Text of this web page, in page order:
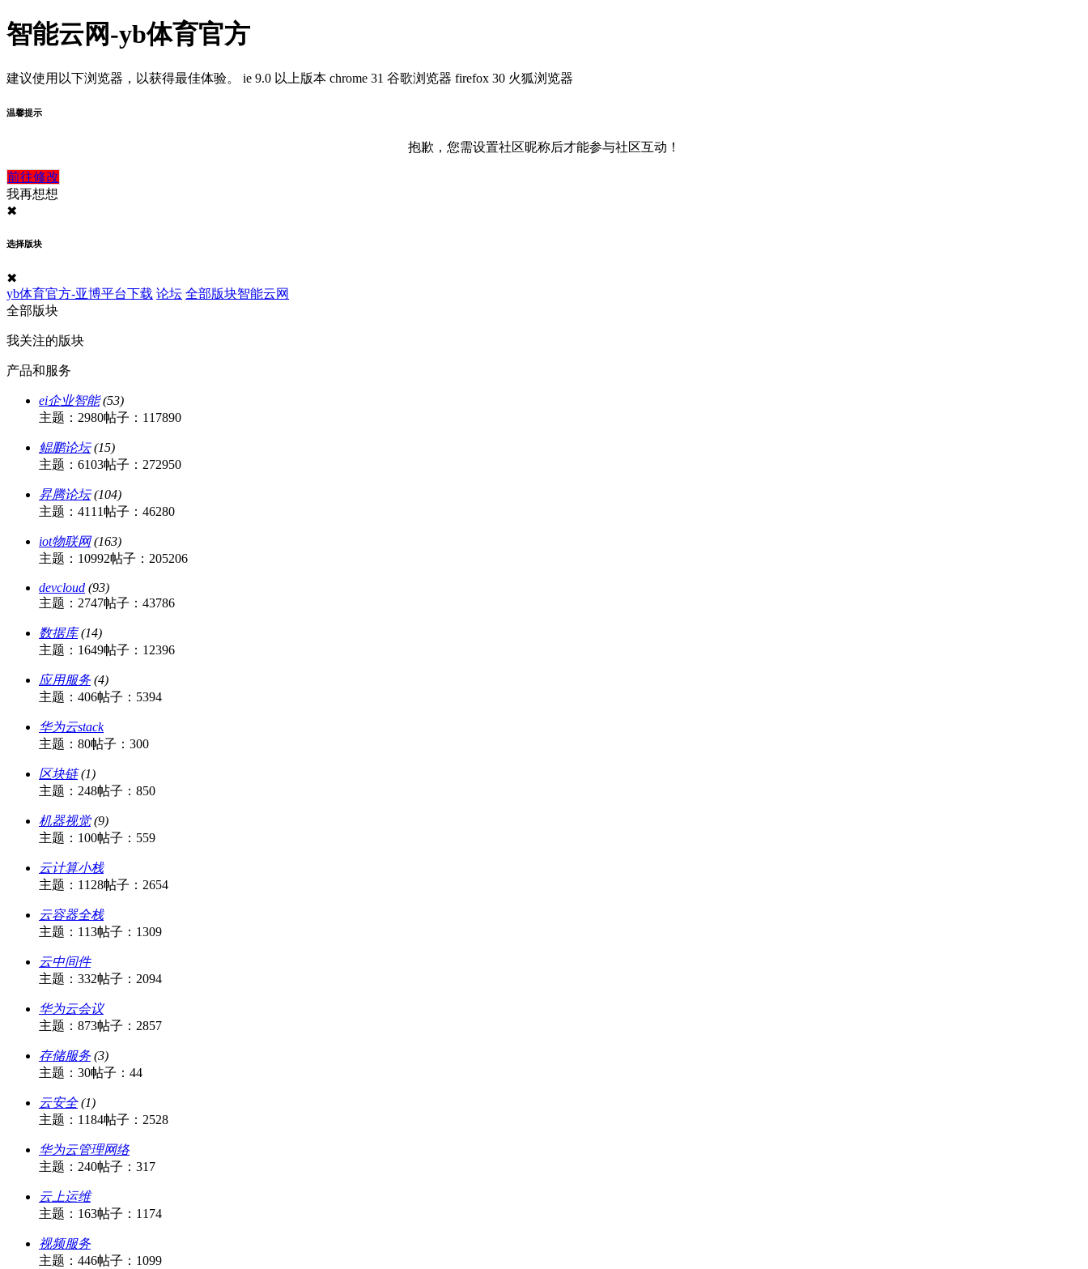
智能云网-yb体育官方
建议使用以下浏览器，以获得最佳体验。 ie 9.0 以上版本 chrome 31 谷歌浏览器 firefox 30 火狐浏览器
温馨提示
抱歉，您需设置社区昵称后才能参与社区互动！
前往修改
我再想想
✖
选择版块
✖
yb体育官方-亚博平台下载 论坛 全部版块智能云网
全部版块
我关注的版块
产品和服务
ei企业智能 (53)
主题：2980帖子：117890
鲲鹏论坛 (15)
主题：6103帖子：272950
昇腾论坛 (104)
主题：4111帖子：46280
iot物联网 (163)
主题：10992帖子：205206
devcloud (93)
主题：2747帖子：43786
数据库 (14)
主题：1649帖子：12396
应用服务 (4)
主题：406帖子：5394
华为云stack
主题：80帖子：300
区块链 (1)
主题：248帖子：850
机器视觉 (9)
主题：100帖子：559
云计算小栈
主题：1128帖子：2654
云容器全栈
主题：113帖子：1309
云中间件
主题：332帖子：2094
华为云会议
主题：873帖子：2857
存储服务 (3)
主题：30帖子：44
云安全 (1)
主题：1184帖子：2528
华为云管理网络
主题：240帖子：317
云上运维
主题：163帖子：1174
视频服务
主题：446帖子：1099